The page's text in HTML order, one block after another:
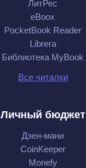
ЛитРес
eBoox
PocketBook Reader
Librera
Библиотека MyBook
Все читалки
Личный бюджет
Дзен-мани
CoinKeeper
Monefy